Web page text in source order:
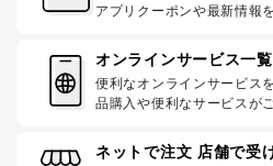
アプリクーポンや最新情報
オンラインサービス一覧
便利なオンラインサービス
品購入や便利なサービスが
ネットで注文 店舗で受